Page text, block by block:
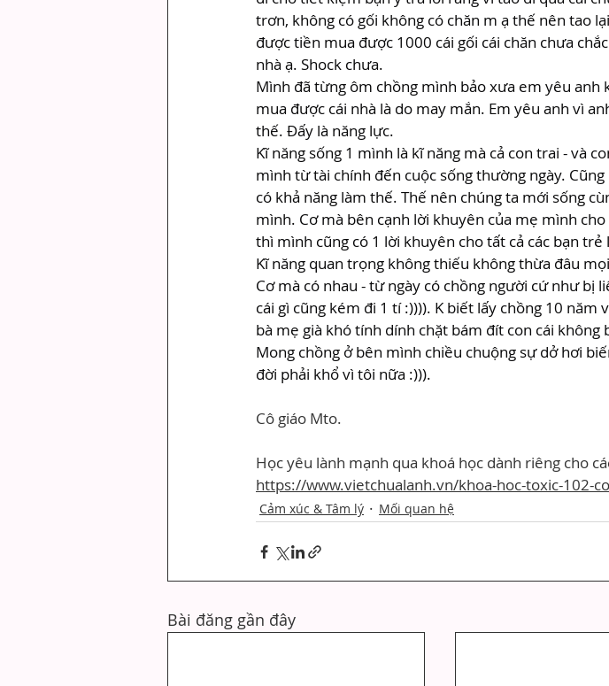
trơn, không có gối không có chăn m ạ thế nên tao
được tiền mua được 1000 cái gối cái chăn chưa
nhà ạ. Shock chưa.
Mình đã từng ôm chồng mình bảo xưa em yêu anh
mua được cái nhà là do may mắn. Em yêu anh vì
thế. Đấy là năng lực.
Kĩ năng sống 1 mình là kĩ năng mà cả con trai - và
mình từ tài chính đến cuộc sống thường ngày.
có khả năng làm thế. Thế nên chúng ta mới sống
mình. Cơ mà bên cạnh lời khuyên của mẹ mình
thì mình cũng có 1 lời khuyên cho tất cả các bạn trẻ
Kĩ năng quan trọng không thiếu không thừa đâu
Cơ mà có nhau - từ ngày có chồng người cứ như bị
cái gì cũng kém đi 1 tí :)))). K biết lấy chồng 10
bà mẹ già khó tính dính chặt bám đít con cái
Mong chồng ở bên mình chiều chuộng sự dở hơi
đời phải khổ vì tôi nữa :))).
Cô giáo Mto.
Học yêu lành mạnh qua khoá học dành riêng cho
https://www.vietchualanh.vn/khoa-hoc-toxic-102-
Cảm xúc & Tâm lý Mối quan hệ
Bài đăng gần đây